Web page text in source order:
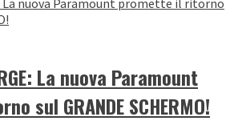
La nuova Paramount
sul GRANDE SCHERMO!